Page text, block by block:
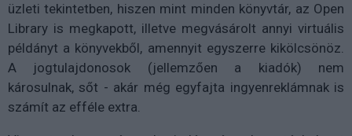
üzleti tekintetben, hiszen mint minden könyvtár, az Open
Library is megkapott, illetve megvásárolt annyi virtuális
példányt a könyvekből, amennyit egyszerre kikölcsönöz.
A jogtulajdonosok (jellemzően a kiadók) nem
károsulnak, sőt - akár még egyfajta ingyenreklámnak is
számít az efféle extra.